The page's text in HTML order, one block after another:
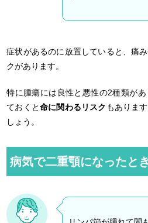
症状があるのに放置していると、痛
クがあります。
特に腫瘍には良性と悪性の2種類があ
ておくと命に関わるリスク もありま
しょう。
病気で二重顎になったと